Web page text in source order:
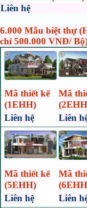
Liên hệ
6.000 Mẫu biệt thự
chỉ 500.000 VNĐ/
Mã thiết kế
(1EHH)
Mã
Liên hệ
Liên
Mã thiết kế
(5EHH)
Mã
Liên hệ
Liên